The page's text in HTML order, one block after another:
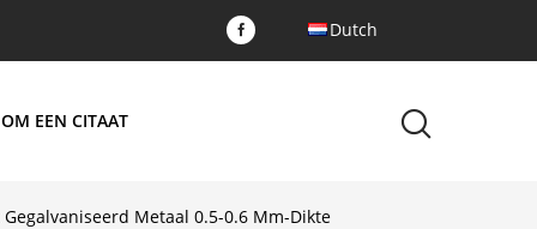
Dutch
EEN CITAAT
Metaal 0.5-0.6 Mm-Dikte